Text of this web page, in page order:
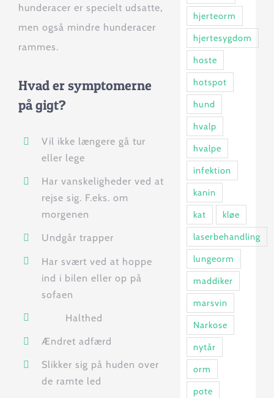
hunderacer er specielt udsatte,
men også mindre hunderacer
rammes.
Hvad er symptomerne
på gigt?
Vil ikke længere gå tur
eller lege
Har vanskeligheder ved at
rejse sig. F.eks. om
morgenen
Undgår trapper
Har svært ved at hoppe
ind i bilen eller op på
sofaen
Halthed
Ændret adfærd
Slikker sig på huden over
de ramte led
hjerteorm
hjertesygdom
hoste
hotspot
hund
hvalp
hvalpe
infektion
kanin
kat
kløe
laserbehandling
lungeorm
maddiker
marsvin
Narkose
nytår
orm
pote